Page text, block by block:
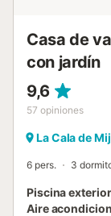
Casa de
con jardín
9,6
57 opiniones
La Cala de
6 pers. 3
Piscina
Aire